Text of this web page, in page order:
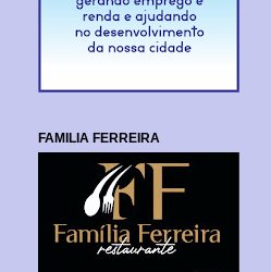
FAMILIA FERREIRA